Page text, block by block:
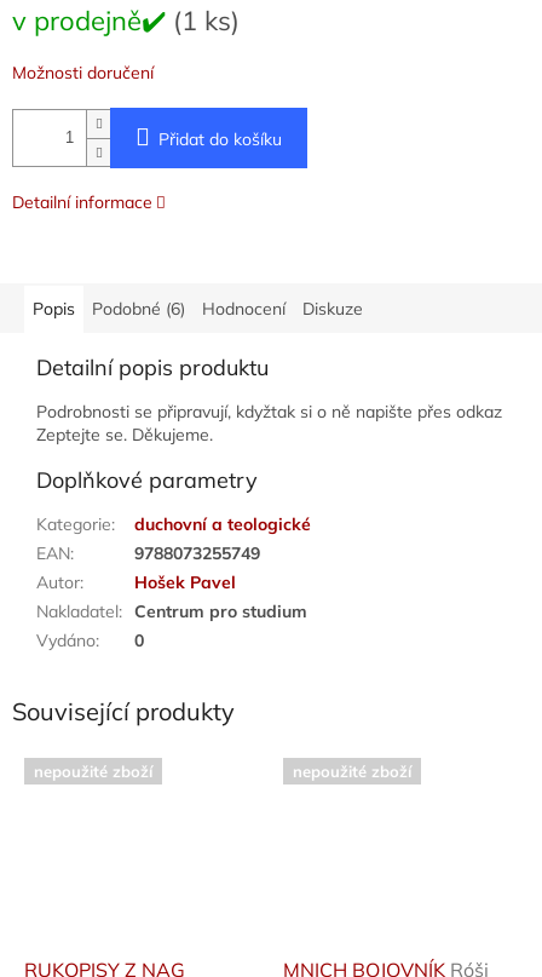
cena:
v prodejně✔️ (1 ks)
Možnosti doručení
Přidat do košíku
Detailní informace
Popis Podobné (6) Hodnocení Diskuze
Detailní popis produktu
Podrobnosti se připravují, kdyžtak si o ně napište přes odkaz
Zeptejte se. Děkujeme.
Doplňkové parametry
Kategorie:
duchovní a teologické
EAN:
9788073255749
Autor:
Hošek Pavel
Nakladatel: Centrum pro studium
Vydáno: 0
Související produkty
nepoužité zboží
RUKOPISY Z NAG
nepoužité zboží
MNICH BOJOVNÍK Róši